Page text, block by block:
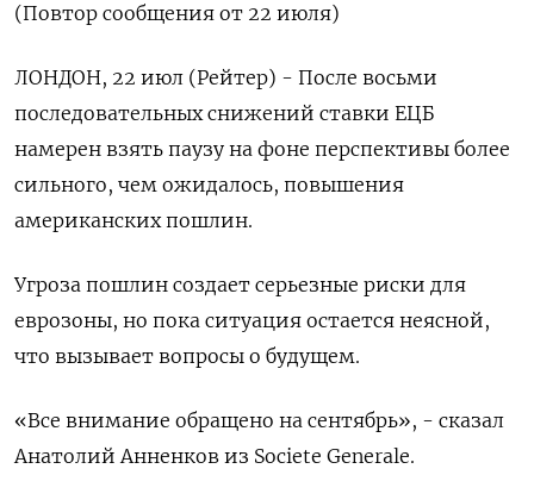
(Повтор сообщения от 22 июля)
ЛОНДОН, 22 июл (Рейтер) - После восьми
последовательных снижений ставки ЕЦБ
намерен взять паузу на фоне перспективы более
сильного, чем ожидалось, повышения
американских пошлин.
Угроза пошлин создает серьезные риски для
еврозоны, но пока ситуация остается неясной,
что вызывает вопросы о будущем.
«Все внимание обращено на сентябрь», - сказал
Анатолий Анненков из Societe Generale.